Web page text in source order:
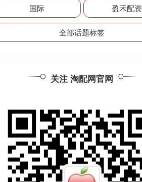
国际 盈禾配资
全部话题标签
关注 淘配网官网